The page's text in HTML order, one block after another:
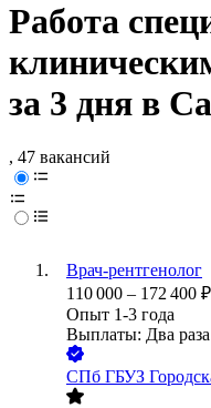
Работа
за 3 дня в
, 47 вакансий
Врач-рентгенолог
110 000 – 172 400 ₽
Опыт 1-3 года
Выплаты: Два
СПб ГБУЗ